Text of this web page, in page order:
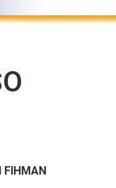
FIHMAN